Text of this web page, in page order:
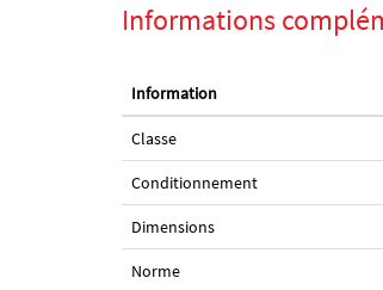
Informations
Information
Classe
Conditionnement
Dimensions
Norme